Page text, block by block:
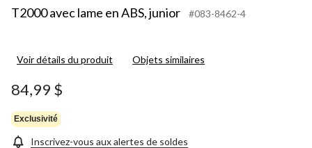
T2000 avec lame en ABS, junior
#083-8462-4
Voir détails du produit Objets similaires
84,99 $
Exclusivité
Inscrivez-vous aux alertes de soldes